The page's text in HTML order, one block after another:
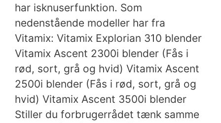
har isknuserfunktion. Som
nedenstående modeller har fra
Vitamix: Vitamix Explorian 310 blender
Vitamix Ascent 2300i blender (Fås i
rød, sort, grå og hvid) Vitamix Ascent
2500i blender (Fås i rød, sort, grå og
hvid) Vitamix Ascent 3500i blender
Stiller du forbrugerrådet tænk samme